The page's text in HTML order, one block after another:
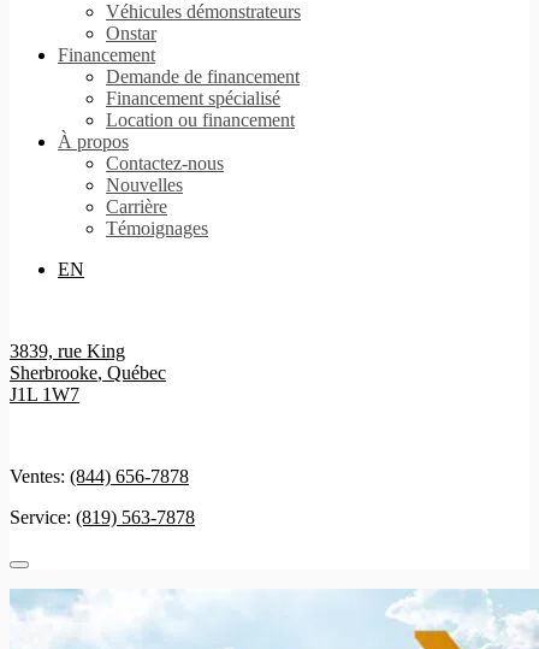
Véhicules démonstrateurs
Onstar
Financement
Demande de financement
Financement spécialisé
Location ou financement
À propos
Contactez-nous
Nouvelles
Carrière
Témoignages
EN
3839, rue King
Sherbrooke, Québec
J1L 1W7
Ventes: (844) 656-7878
Service: (819) 563-7878